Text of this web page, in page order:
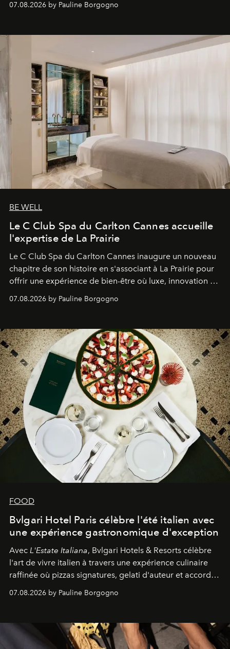
générationnel.
07.08.2026 by Pauline Borgogno
BE WELL
Le C Club Spa du Carlton Cannes accueille
l'expertise de La Prairie
Le C Club Spa du Carlton Cannes inaugure un nouveau
chapitre de son histoire en s'associant à La Prairie pour
offrir une expérience de bien-être où luxe, innovation et
expertise se rencontrent.
07.08.2026 by Pauline Borgogno
FOOD
Bvlgari Hotel Paris célèbre l'été italien avec
une expérience gastronomique d'exception
Avec L'Estate Italiana, Bvlgari Hotels & Resorts célèbre
l'art de vivre italien à travers une expérience culinaire
raffinée où pizzas signatures, gelati d'auteur et accords
d'exception composent un véritable voyage sensoriel.
07.08.2026 by Pauline Borgogno